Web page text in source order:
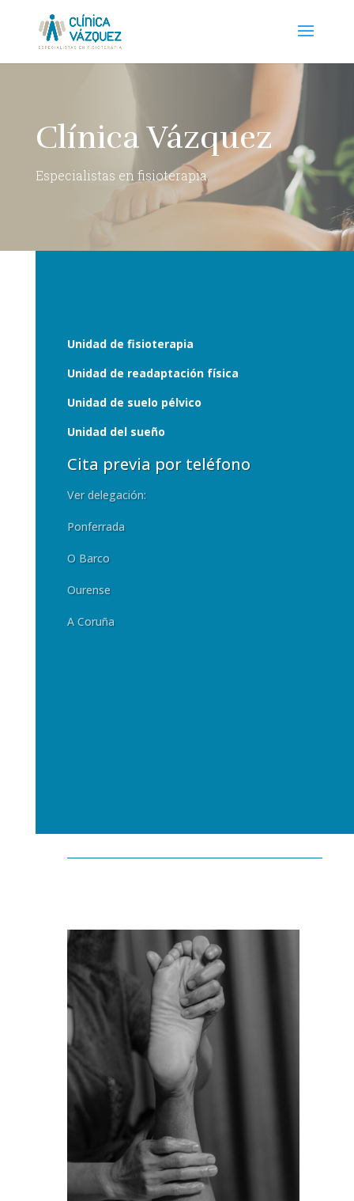
Clínica Vázquez
Especialistas en fisioterapia.
Unidad de fisioterapia
Unidad de readaptación física
Unidad de suelo pélvico
Unidad del sueño
Cita previa por teléfono
Ver delegación:
Ponferrada
O Barco
Ourense
A Coruña